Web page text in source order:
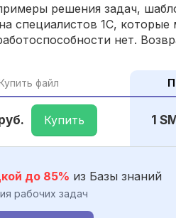
решения задач,
1С, которые
нет.
файл
Купить 1 SM
до 85% из Базы знаний
рабочих задач